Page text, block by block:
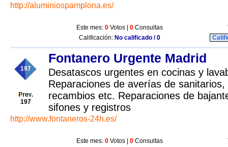
http://aluminiospamplona.es/
Este mes: 0 Votos | 0 Consultas
Calificación: No calificado / 0
197
197
Fontanero Urgente Madrid
Desatascos urgentes en cocinas y
Reparaciones de averías de
recambios etc. Reparaciones de
sifones y registros
http://www.fontaneros-24h.es/
Este mes: 0 Votos | 0 Consultas